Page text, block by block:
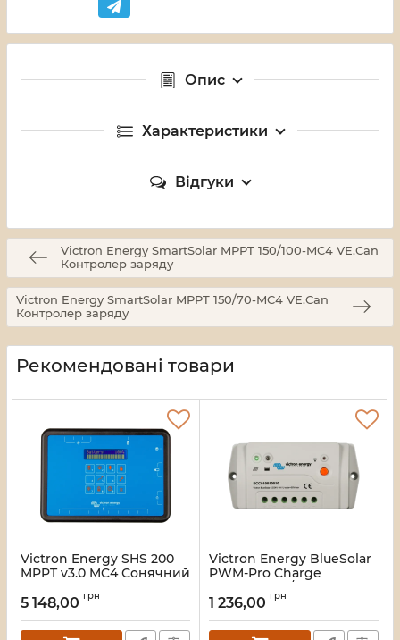
Опис
Характеристики
Відгуки
Victron Energy SmartSolar MPPT 150/100-MC4 VE.Can
Контролер заряду
Victron Energy SmartSolar MPPT 150/70-MC4 VE.Can
Контролер заряду
Рекомендовані товари
Victron Energy SHS 200
MPPT v3.0 MC4 Сонячний
оплатою за фактом
Артикул:16_119608
5 148,00 грн
Victron Energy BlueSolar
PWM-Pro Charge
Controller 12/24-5
Контролер заряду
Артикул:16_116472
1 236,00 грн